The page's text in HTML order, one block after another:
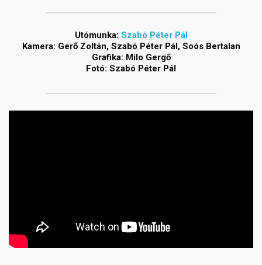
Utómunka: Szabó Péter Pál
Kamera: Gerő Zoltán, Szabó Péter Pál, Soós Bertalan
Grafika: Milo Gergő
Fotó: Szabó Péter Pál